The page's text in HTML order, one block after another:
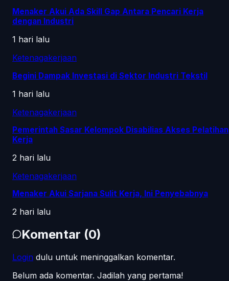
Menaker Akui Ada Skill Gap Antara Pencari Kerja
dengan Industri
1 hari lalu
Ketenagakerjaan
Begini Dampak Investasi di Sektor Industri Tekstil
1 hari lalu
Ketenagakerjaan
Pemerintah Sasar Kelompok Disabilias Akses Pelatihan
Kerja
2 hari lalu
Ketenagakerjaan
Menaker Akui Sarjana Sulit Kerja, Ini Penyebabnya
2 hari lalu
Komentar (0)
Login dulu untuk meninggalkan komentar.
Belum ada komentar. Jadilah yang pertama!